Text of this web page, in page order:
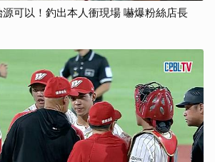
可以！釣出本人衝現場 嚇爆粉絲店長